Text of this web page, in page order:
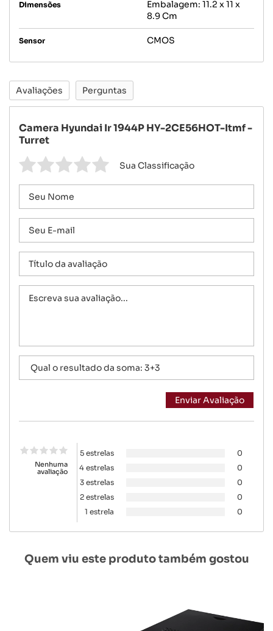
Dimensões
Embalagem: 11.2 x 11 x
8.9 Cm
Sensor CMOS
Avaliações Perguntas
Camera Hyundai Ir 1944P HY-2CE56HOT-Itmf -
Turret
Sua Classificação
Nenhuma
avaliação
5 estrelas
0
4 estrelas
0
3 estrelas
0
2 estrelas
0
1 estrela
0
Quem viu este produto também gostou